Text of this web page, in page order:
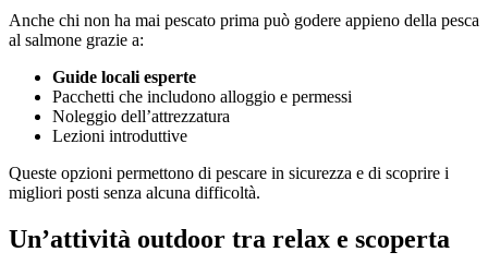
Anche chi non ha mai pescato prima può godere appieno della pesca
al salmone grazie a:
Guide locali esperte
Pacchetti che includono alloggio e permessi
Noleggio dell’attrezzatura
Lezioni introduttive
Queste opzioni permettono di pescare in sicurezza e di scoprire i
migliori posti senza alcuna difficoltà.
Un’attività outdoor tra relax e scoperta